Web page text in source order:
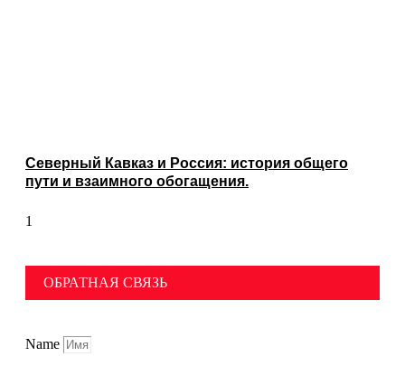
Северный Кавказ и Россия: история общего
пути и взаимного обогащения.
ОБРАТНАЯ СВЯЗЬ
Name